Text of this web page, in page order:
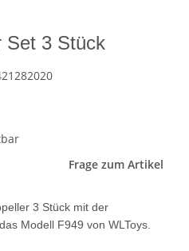
Set 3 Stück
Frage zum Artikel
3 Stück mit der
Modell F949 von WLToys.